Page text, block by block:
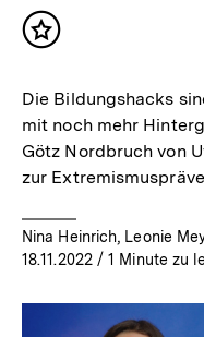
Inhalt
Die Bildungshacks
mit noch mehr
Götz Nordbruch von
zur
Nina Heinrich, Leonie
18.11.2022/ 1 Minute zu